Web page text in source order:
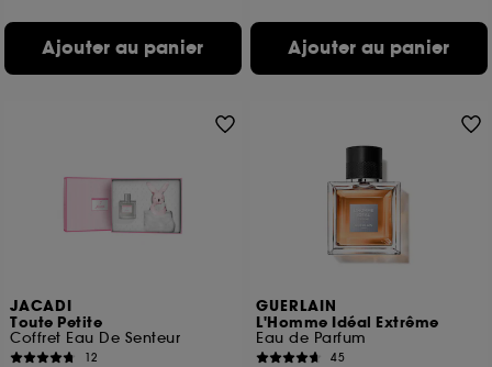
Ajouter au panier Ajouter au panier
JACADI
Toute Petite
Coffret Eau De Senteur
12
GUERLAIN
L'Homme Idéal Extrême
Eau de Parfum
45